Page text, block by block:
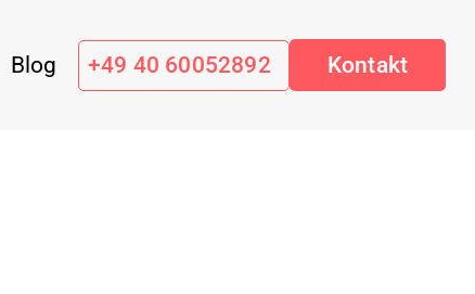
Blog +49 40 60052892 Kontakt